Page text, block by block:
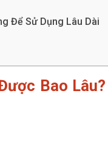
Để Sử Dụng Lâu Dài
Bao